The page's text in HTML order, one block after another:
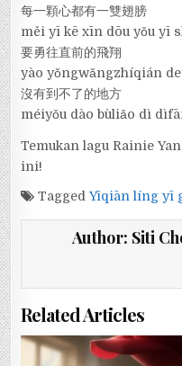
每一顆心都有一雙翅膀
měi yī kē xīn dōu yǒu yī
要勇往直前的飛翔
yào yǒngwǎngzhíqián
沒有到不了的地方
méiyǒu dào bùliǎo dì
Temukan lagu Rainie
ini!
TaggedYīqiān líng yī
Author: Siti
Related Articles